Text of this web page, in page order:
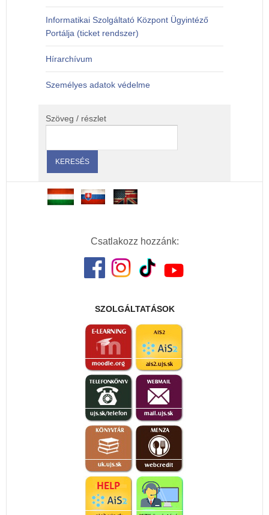
Informatikai Szolgáltató Központ Ügyintéző
Portálja (ticket rendszer)
Hírarchívum
Személyes adatok védelme
Szöveg / részlet
Csatlakozz hozzánk:
SZOLGÁLTATÁSOK